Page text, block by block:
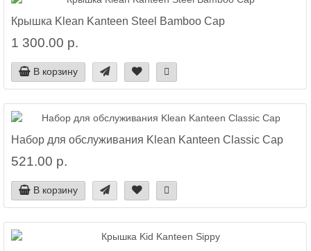
Крышка Klean Kanteen Steel Bamboo Cap
1 300.00 р.
В корзину
Набор для обслуживания Klean Kanteen Classic Cap
521.00 р.
В корзину